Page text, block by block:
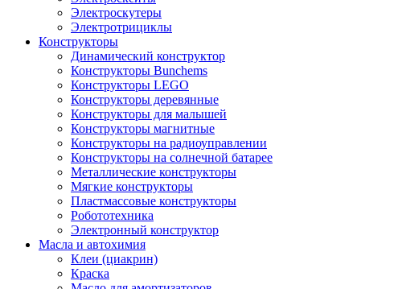
Электроскутеры
Электротрициклы
Конструкторы
Динамический конструктор
Конструкторы Bunchems
Конструкторы LEGO
Конструкторы деревянные
Конструкторы для малышей
Конструкторы магнитные
Конструкторы на радиоуправлении
Конструкторы на солнечной батарее
Металлические конструкторы
Мягкие конструкторы
Пластмассовые конструкторы
Робототехника
Электронный конструктор
Масла и автохимия
Клеи (циакрин)
Краска